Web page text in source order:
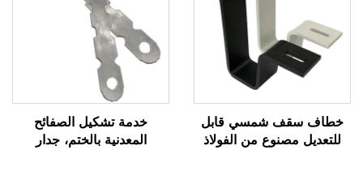
خطاف سقف شمسي قابل
للتعديل مصنوع من الفولاذ
خدمة تشكيل الصفائح
المعدنية بالختم، جدار